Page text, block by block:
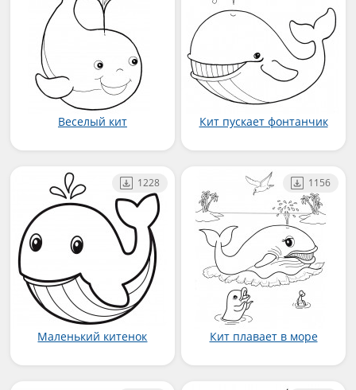
Веселый кит Кит пускает фонтанчик
Маленький китенок
1228
Кит плавает в море
1156